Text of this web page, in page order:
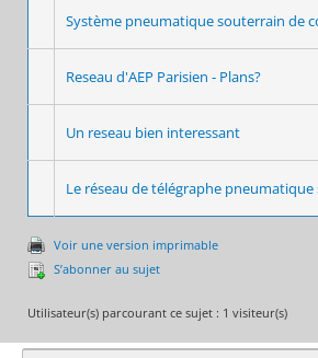
Système pneumatique souterrain de
Reseau d'AEP Parisien - Plans?
Un reseau bien interessant
Le réseau de télégraphe pneumatique
Voir une version imprimable
S’abonner au sujet
Utilisateur(s) parcourant ce sujet : 1 visiteur(s)